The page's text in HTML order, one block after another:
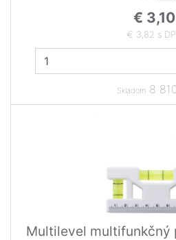
€ 3,10
€ 3,82 s
Skladom 8
Multilevel multifunkčný